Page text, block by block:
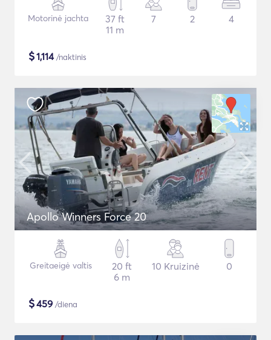
Motorinė jachta
37 ft
11 m
7 2 4
$1,114/naktinis
Apollo Winners Force 20
Greitaeigė valtis
20 ft
6 m
10 Kruizinė 0
$459 /diena